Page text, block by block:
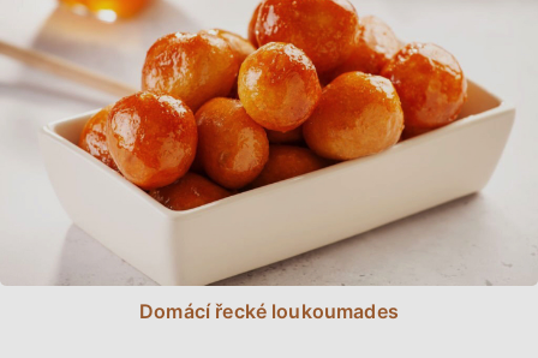
Domácí řecké loukoumades